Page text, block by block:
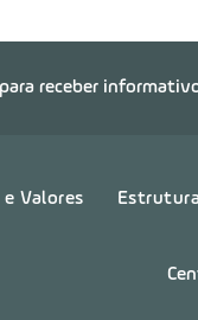
receber
Valores Estrutura